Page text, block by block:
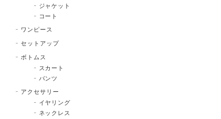
ジャケット
コート
ワンピース
セットアップ
ボトムス
スカート
パンツ
アクセサリー
イヤリング
ネックレス